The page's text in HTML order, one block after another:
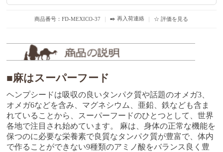
商品番号：FD-MEXICO-37 ｜ ✒️ 再入荷連絡 ｜ ☆ 評価を見る
■麻はスーパーフード
ヘンプシードは吸収の良いタンパク質や話題のオメガ3、
オメガ6などを含み、マグネシウム、亜鉛、鉄なども含ま
れていることから、スーパーフードのひとつとして、世界
各地で注目され始めています。 麻は、身体の正常な機能を
保つのに必要な栄養素で良質なタンパク質が豊富で、体内
で作ることができない9種類のアミノ酸をバランス良く豊